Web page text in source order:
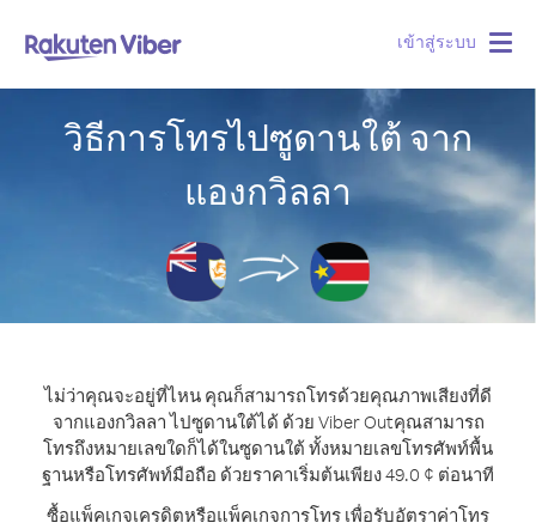
เข้าสู่ระบบ
วิธีการโทรไปซูดานใต้ จาก
แองกวิลลา
ไม่ว่าคุณจะอยู่ที่ไหน คุณก็สามารถโทรด้วยคุณภาพเสียงที่ดี
จากแองกวิลลา ไปซูดานใต้ได้ ด้วย Viber Outคุณสามารถ
โทรถึงหมายเลขใดก็ได้ในซูดานใต้ ทั้งหมายเลขโทรศัพท์พื้น
ฐานหรือโทรศัพท์มือถือ ด้วยราคาเริ่มต้นเพียง 49.0 ¢ ต่อนาที
ซื้อแพ็คเกจเครดิตหรือแพ็คเกจการโทร เพื่อรับอัตราค่าโทร